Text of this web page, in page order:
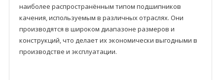
наиболее распространённым типом подшипников
качения, используемым в различных отраслях. Они
производятся в широком диапазоне размеров и
конструкций, что делает их экономически выгодными в
производстве и эксплуатации.